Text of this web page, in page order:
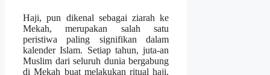
Haji, pun dikenal sebagai ziarah ke
Mekah, merupakan salah satu
peristiwa paling signifikan dalam
kalender Islam. Setiap tahun, juta-an
Muslim dari seluruh dunia bergabung
di Mekah buat melakukan ritual haji,